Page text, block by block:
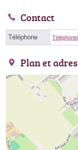
Contact
Téléphone
Plan et